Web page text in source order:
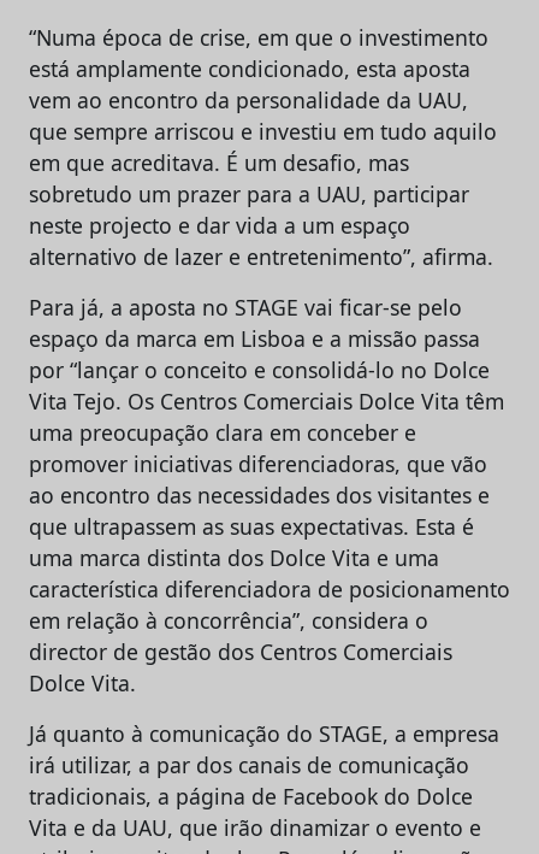
“Numa época de crise, em que o investimento
está amplamente condicionado, esta aposta
vem ao encontro da personalidade da UAU,
que sempre arriscou e investiu em tudo aquilo
em que acreditava. É um desafio, mas
sobretudo um prazer para a UAU, participar
neste projecto e dar vida a um espaço
alternativo de lazer e entretenimento”, afirma.
Para já, a aposta no STAGE vai ficar-se pelo
espaço da marca em Lisboa e a missão passa
por “lançar o conceito e consolidá-lo no Dolce
Vita Tejo. Os Centros Comerciais Dolce Vita têm
uma preocupação clara em conceber e
promover iniciativas diferenciadoras, que vão
ao encontro das necessidades dos visitantes e
que ultrapassem as suas expectativas. Esta é
uma marca distinta dos Dolce Vita e uma
característica diferenciadora de posicionamento
em relação à concorrência”, considera o
director de gestão dos Centros Comerciais
Dolce Vita.
Já quanto à comunicação do STAGE, a empresa
irá utilizar, a par dos canais de comunicação
tradicionais, a página de Facebook do Dolce
Vita e da UAU, que irão dinamizar o evento e